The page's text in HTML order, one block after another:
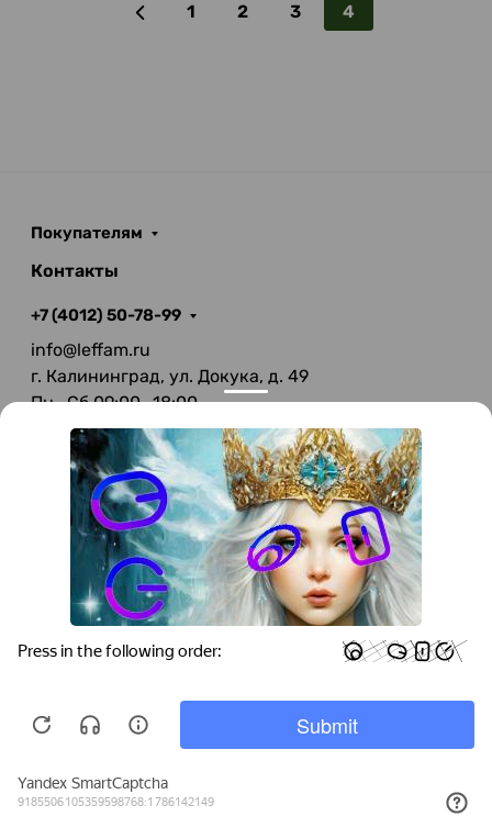
Каталог
1 2 3 4
Покупателям
Контакты
+7 (4012) 50-78-99
info@leffam.ru
г. Калининград, ул. Докука, д. 49
Пн—Сб 09:00—18:00
Вс—Выходной
© 2026 LeFFAM — материалы для качественной
мягкой мебели
Получение и обработка персональных данных происходит в
соответствии с Федеральным законом от 27.07.2006 года №152-ФЗ
Политикой конфиденциальности
Все права защищены. Использование информации с сайта без
является публичной офертой.
ООО "Мебель-Холл" ИНН: 3904613126 ОГРН: 1103925020517
Мы используем cookies для быстрой и
пользоваться сайтом, вы принимаете
условия обработки персональных данных